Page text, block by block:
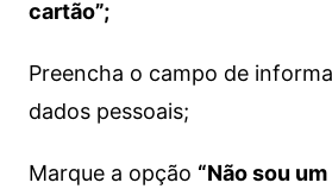
cartão”;
Preencha o campo de
dados pessoais;
Marque a opção “Não sou